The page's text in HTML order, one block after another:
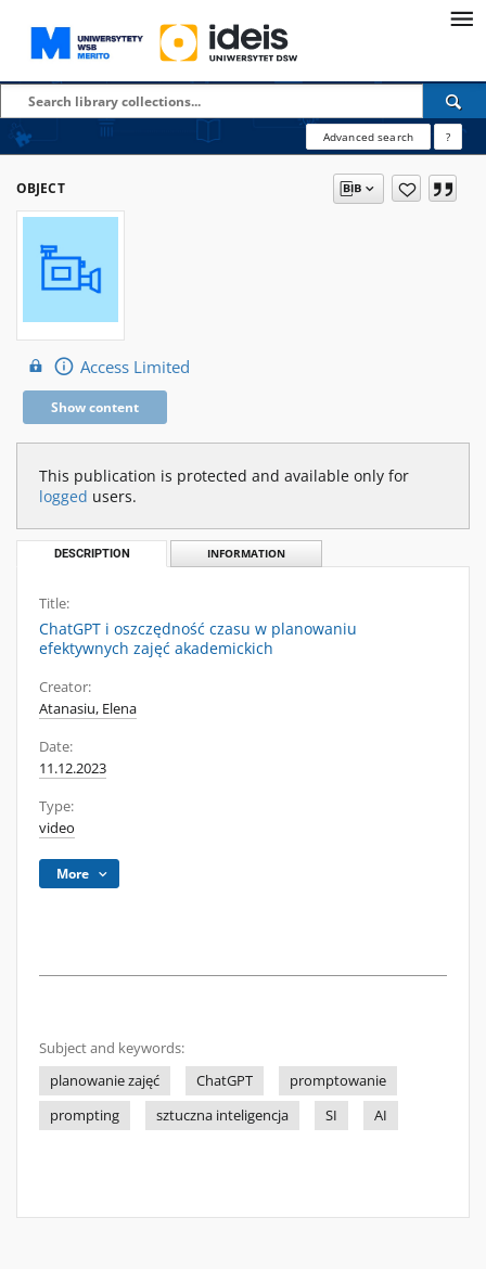
Advanced search ?
OBJECT
Access Limited
Show content
This publication is protected and available only for
logged users.
DESCRIPTION INFORMATION
Title:
ChatGPT i oszczędność czasu w planowaniu
efektywnych zajęć akademickich
Creator:
Atanasiu, Elena
Date:
11.12.2023
Type:
video
More
Subject and keywords:
planowanie zajęć
ChatGPT
promptowanie
prompting
sztuczna inteligencja SI AI